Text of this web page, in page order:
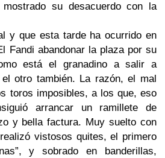
su desacuerdo con la
y que esta tarde ha ocurrido en
Fandi abandonar la plaza por su
está el granadino a salir a
otro también. La razón, el mal
toros imposibles, a los que, eso
arrancar un ramillete de
y bella factura. Muy suelto con
vistosos quites, el primero
y sobrado en banderillas,